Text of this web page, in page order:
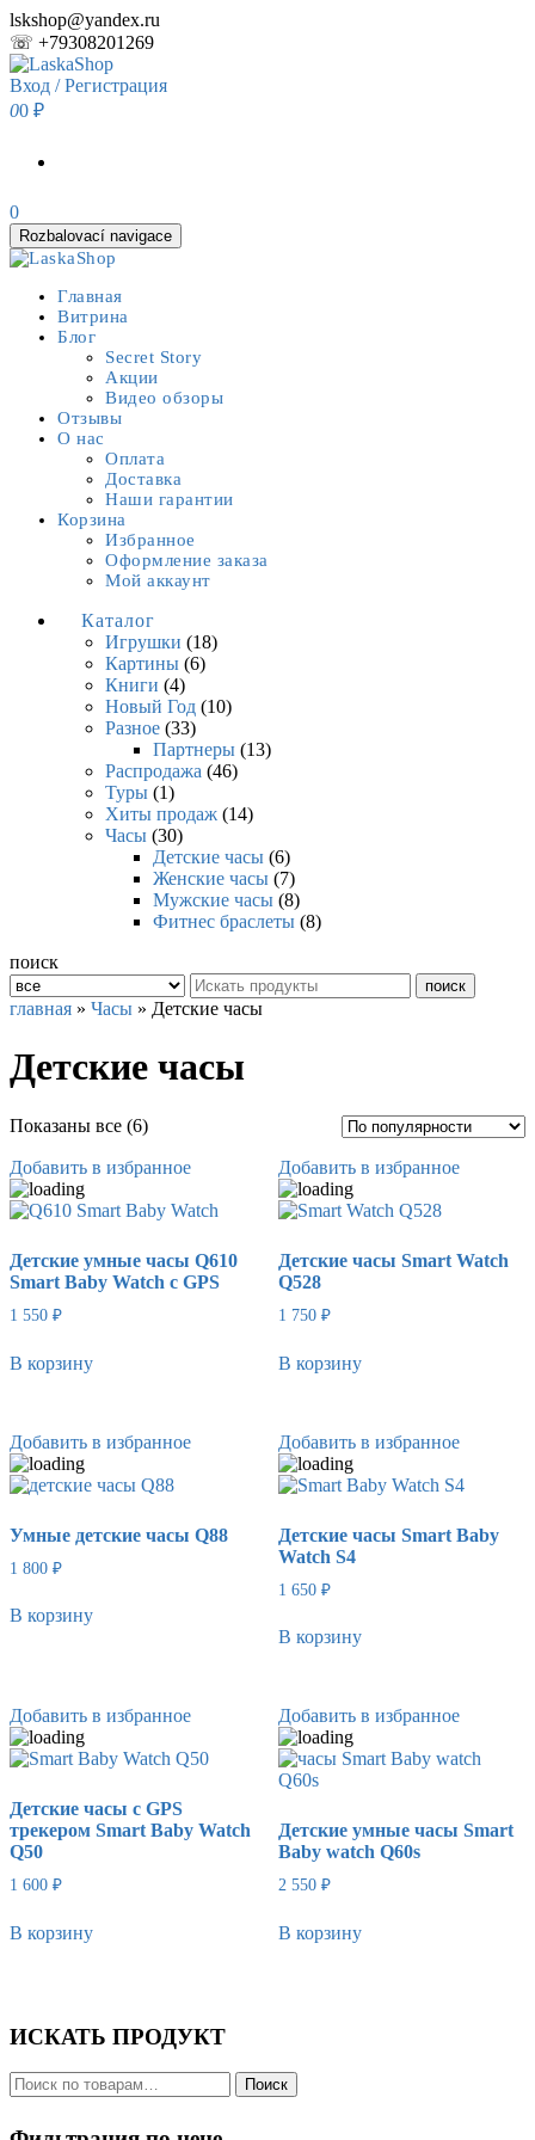
Skip
to
the
content
lskshop@yandex.ru
☏ +79308201269
Вход / Регистрация
00 ₽
0
Rozbalovací navigace
Главная
Витрина
Блог
Secret Story
Акции
Видео обзоры
Отзывы
О нас
Оплата
Доставка
Наши гарантии
Корзина
Избранное
Оформление заказа
Мой аккаунт
Каталог
Игрушки (18)
Картины (6)
Книги (4)
Новый Год (10)
Разное (33)
Партнеры (13)
Распродажа (46)
Туры (1)
Хиты продаж (14)
Часы (30)
Детские часы (6)
Женские часы (7)
Мужские часы (8)
Фитнес браслеты (8)
поиск
поиск
главная » Часы » Детские часы
Детские часы
Показаны все (6)Сортировка:
популярности
Добавить в избранное
Детские умные часы Q610
Smart Baby Watch c GPS
1 550 ₽
В корзину
Добавить в избранное
Детские часы Smart Watch
Q528
1 750 ₽
В корзину
Добавить в избранное
Умные детские часы Q88
1 800 ₽
В корзину
Добавить в избранное
Детские часы Smart Baby
Watch S4
1 650 ₽
В корзину
Добавить в избранное
Детские часы с GPS
трекером Smart Baby Watch
Q50
1 600 ₽
В корзину
Добавить в избранное
Детские умные часы Smart
Baby watch Q60s
2 550 ₽
В корзину
ИСКАТЬ ПРОДУКТ
Искать: Поиск